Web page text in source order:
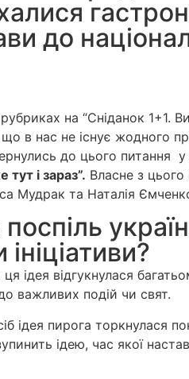
до
на “Сніданок 1+1.
в нас не існує жодного
до цього питання у
і зараз”. Власне з
Мудрак та Наталія
ідея відгукнулася
важливих подій чи свят.
ідея пирога торкнулася
ідею, час якої